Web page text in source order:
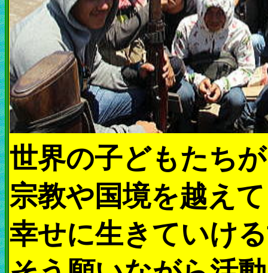
世界の子どもたち
宗教や国境を越えて
幸せに生きていけ